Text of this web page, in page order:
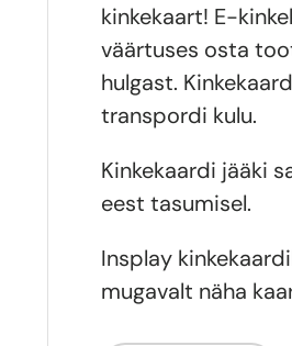
kinkekaart! E-k
väärtuses osta
hulgast.
transpordi kulu.
Kinkekaardi jääki
eest tasumisel.
Insplay
mugavalt näha